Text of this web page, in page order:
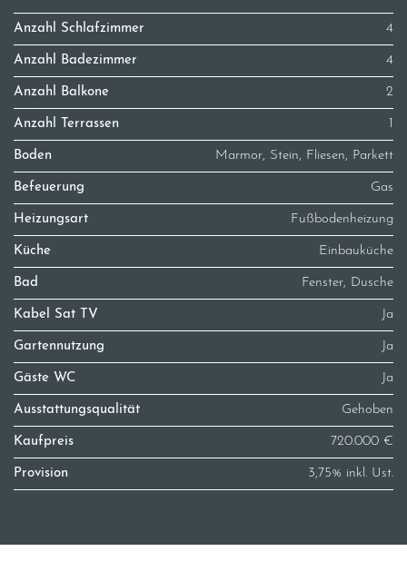
Anzahl Schlafzimmer 4
Anzahl Badezimmer 4
Anzahl Balkone 2
Anzahl Terrassen 1
Boden Marmor, Stein, Fliesen, Parkett
Befeuerung Gas
Heizungsart Fußbodenheizung
Küche Einbauküche
Bad Fenster, Dusche
Kabel Sat TV Ja
Gartennutzung Ja
Gäste WC Ja
Ausstattungsqualität Gehoben
Kaufpreis 720.000 €
Provision 3,75% inkl. Ust.